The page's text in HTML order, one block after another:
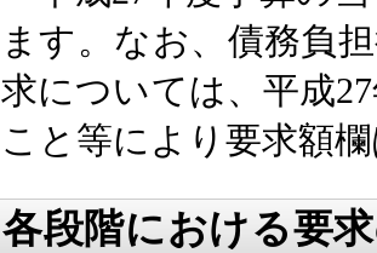
ます。なお、債務負
求については、平成
こと等により要求額
各段階における要